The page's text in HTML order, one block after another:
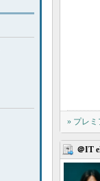
» プレ
＠IT